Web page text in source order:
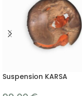
Suspension KARSA